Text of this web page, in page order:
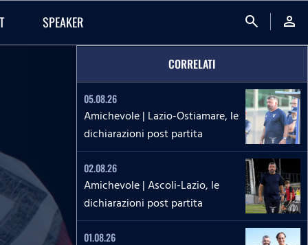
SPEAKER search person
CORRELATI
05.08.26
Amichevole | Lazio-Ostiamare, le
dichiarazioni post partita
02.08.26
Amichevole | Ascoli-Lazio, le
dichiarazioni post partita
01.08.26